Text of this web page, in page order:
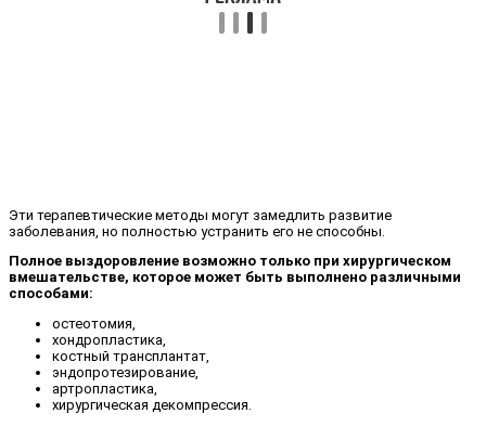
Эти терапевтические методы могут замедлить развитие
заболевания, но полностью устранить его не способны.
Полное выздоровление возможно только при хирургическом
вмешательстве, которое может быть выполнено различными
способами:
остеотомия,
хондропластика,
костный трансплантат,
эндопротезирование,
артропластика,
хирургическая декомпрессия.